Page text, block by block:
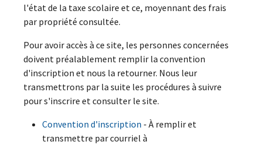
l'état de la taxe scolaire et ce, moyennant des frais
par propriété consultée.
Pour avoir accès à ce site, les personnes concernées
doivent préalablement remplir la convention
d'inscription et nous la retourner. Nous leur
transmettrons par la suite les procédures à suivre
pour s'inscrire et consulter le site.
Convention d'inscription - À remplir et
transmettre par courriel à